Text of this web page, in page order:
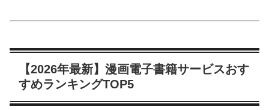
【2026年最新】漫画電子書籍サービスおす
すめランキングTOP5